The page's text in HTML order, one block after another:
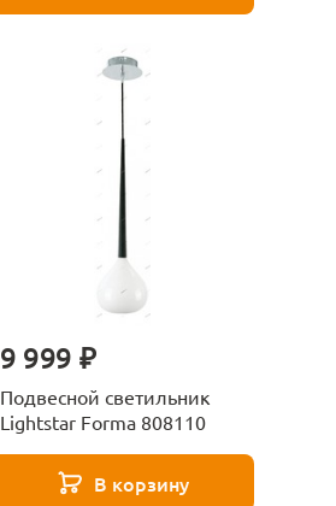
9 999 ₽
Подвесной светильник
Lightstar Forma 808110
В корзину